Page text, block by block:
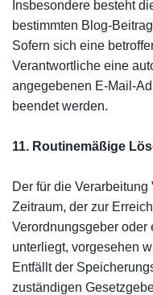
Insbesondere besteht
bestimmten Blog-
Sofern sich eine
Verantwortliche eine
angegebenen E-Mail-
beendet werden.
11. Routinemäßige
Der für die
Zeitraum, der zur
Verordnungsgeber oder
unterliegt, vorgesehen
Entfällt der
zuständigen